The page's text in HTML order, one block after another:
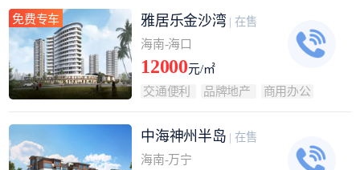
免费专车 雅居乐金沙湾 | 在售
海南-海口
12000元/㎡
交通便利
品牌地产 商用办公
中海神州半岛 | 在售
海南-万宁